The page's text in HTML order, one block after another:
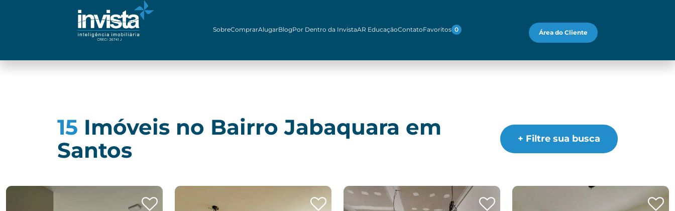
SobreComprarAlugarBlogPor Dentro da InvistaAR EducaçãoContatoFavoritos 0 Área do Cliente
15 Imóveis no Bairro Jabaquara em
Santos
+ Filtre sua busca